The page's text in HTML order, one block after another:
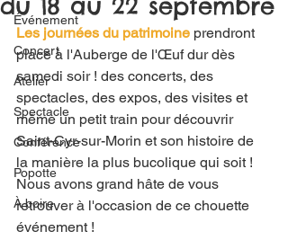
Événement
Concert
Atelier
Spectacle
Conférence
Popotte
À boire
Les journées du patrimoine prendront
place à l'Auberge de l'Œuf dur dès
samedi soir ! des concerts, des
spectacles, des expos, des visites et
même un petit train pour découvrir
Saint-Cyr-sur-Morin et son histoire de
la manière la plus bucolique qui soit !
Nous avons grand hâte de vous
retrouver à l'occasion de ce chouette
événement !